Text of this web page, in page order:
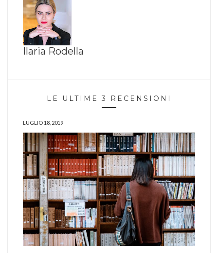
Ilaria Rodella
LE ULTIME 3 RECENSIONI
LUGLIO 18, 2019